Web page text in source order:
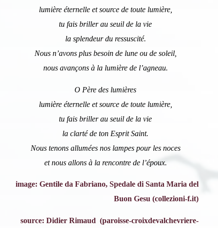
lumière éternelle et source de toute lumière,
tu fais briller au seuil de la vie
la splendeur du ressuscité.
Nous n’avons plus besoin de lune ou de soleil,
nous avançons à la lumière de l’agneau.
O Père des lumières
lumière éternelle et source de toute lumière,
tu fais briller au seuil de la vie
la clarté de ton Esprit Saint.
Nous tenons allumées nos lampes pour les noces
et nous allons à la rencontre de l’époux.
image: Gentile da Fabriano, Spedale di Santa Maria del
Buon Gesu (collezioni-f.it)
source: Didier Rimaud (paroisse-croixdevalchevriere-